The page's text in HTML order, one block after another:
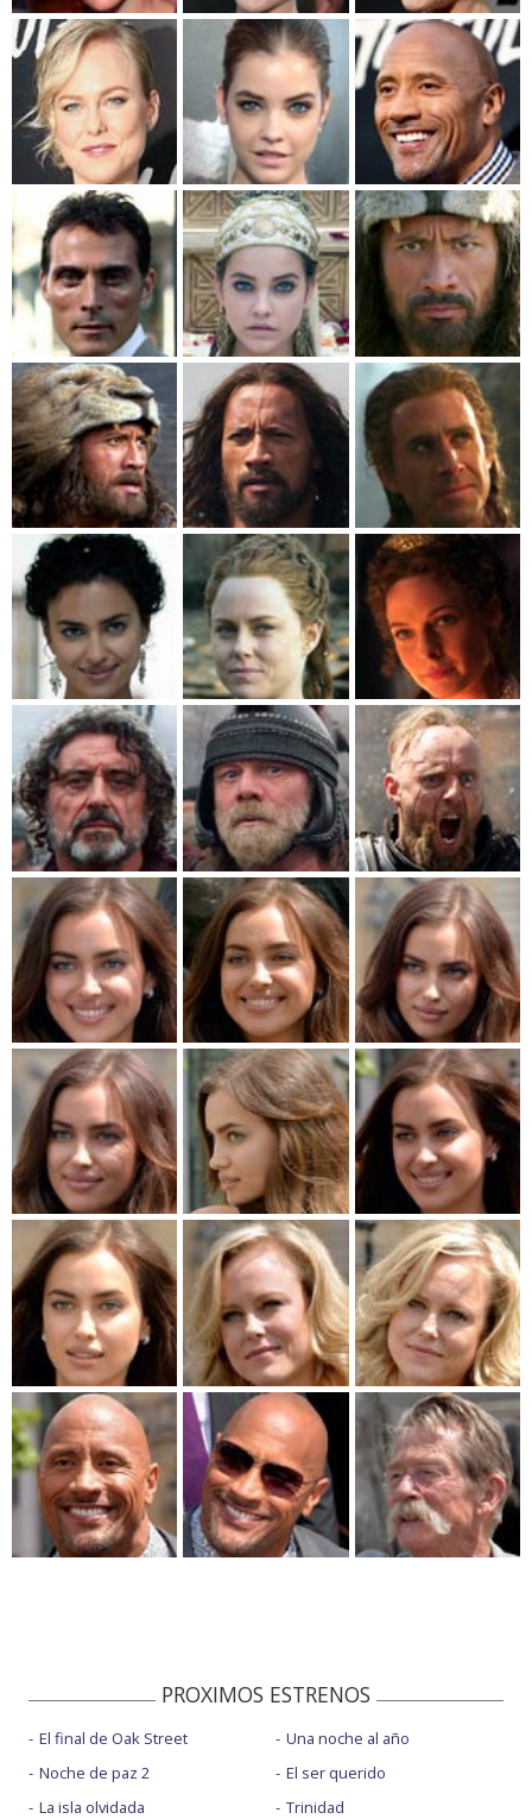
PROXIMOS ESTRENOS
El final de Oak Street
Noche de paz 2
La isla olvidada
Una noche al año
El ser querido
Trinidad